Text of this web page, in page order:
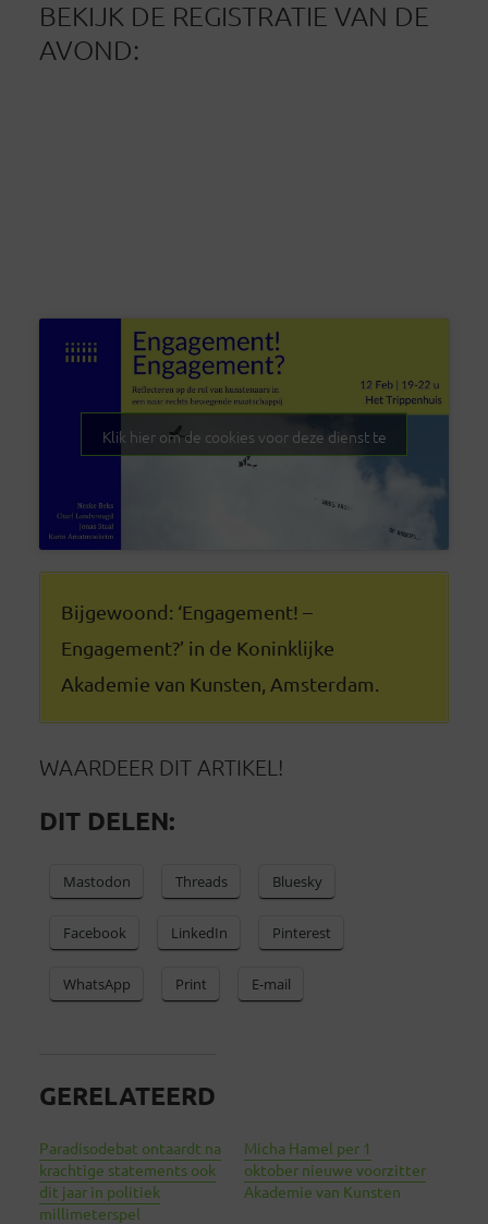
BEKIJK DE REGISTRATIE VAN DE
AVOND:
Klik hier om de cookies voor deze dienst te
accepteren
Bijgewoond: ‘Engagement! –
Engagement?’ in de Koninklijke
Akademie van Kunsten, Amsterdam.
WAARDEER DIT ARTIKEL!
DIT DELEN:
Mastodon Threads Bluesky
Facebook LinkedIn Pinterest
WhatsApp Print E-mail
GERELATEERD
Paradisodebat ontaardt na
krachtige statements ook
dit jaar in politiek
millimeterspel
Micha Hamel per 1
oktober nieuwe voorzitter
Akademie van Kunsten